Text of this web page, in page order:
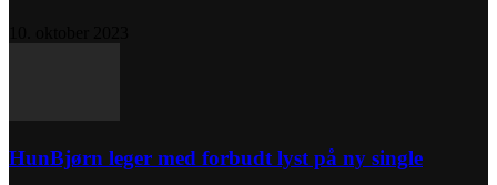
HunBjørn leger med forbudt lyst på ny single